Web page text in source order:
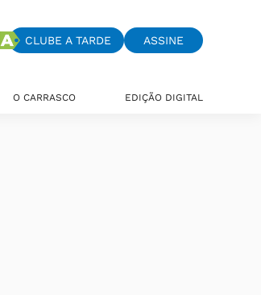
CLUBE A TARDE ASSINE
O CARRASCO EDIÇÃO DIGITAL